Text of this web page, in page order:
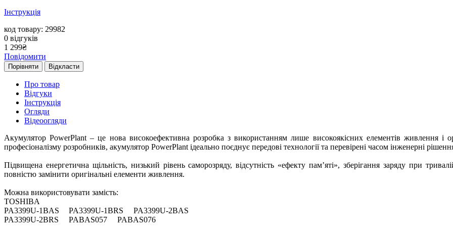
Інструкція
код товару: 29982
0 відгуків
1 299₴
Повідомити
Порівняти Відкласти
Про товар
Відгуки
Інструкція
Огляди
Відеоогляди
Акумулятор PowerPlant – це нова високоефективна розробка з використанням лише високоякісних елементів живлення і
професіоналізму розробників, акумулятор PowerPlant ідеально поєднує передові технології та перевірені часом інженерні
Підвищена енергетична щільність, низький рівень саморозряду, відсутність «ефекту пам’яті», зберігання заряду при
повністю замінити оригінальні елементи живлення.
Можна використовувати замість:
TOSHIBA
PA3399U-1BAS
PA3399U-1BRS
PA3399U-2BAS
PA3399U-2BRS
PABAS057 PABAS076